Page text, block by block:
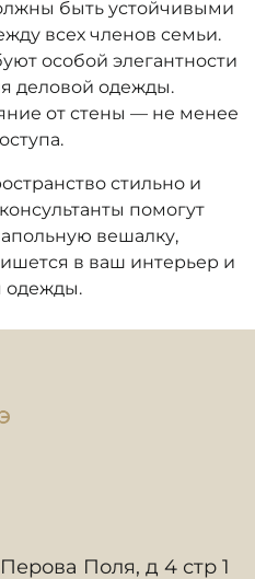
быть устойчивыми
всех членов семьи.
особой элегантности
деловой одежды.
от стены — не менее
стильно и
помогут
вешалку,
в ваш интерьер и
одежды.
Поля, д 4 стр 1